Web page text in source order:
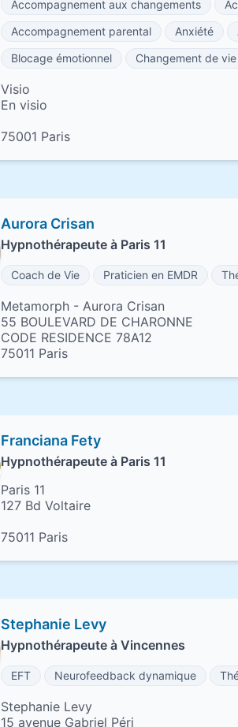
Accompagnement aux changements
Accompagnement parental
Anxiété
Blocage émotionnel
Changement de vie
Visio
En visio
75001 Paris
Aurora Crisan
Hypnothérapeute à Paris 11
Coach de Vie Praticien en EMDR
Metamorph - Aurora Crisan
55 BOULEVARD DE CHARONNE
CODE RESIDENCE 78A12
75011 Paris
Franciana Fety
Hypnothérapeute à Paris 11
Paris 11
127 Bd Voltaire
75011 Paris
Stephanie Levy
Hypnothérapeute à Vincennes
EFT Neurofeedback dynamique
Stephanie Levy
15 avenue Gabriel Péri